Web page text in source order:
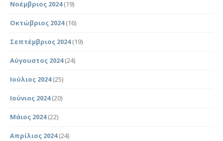
Νοέμβριος 2024(19)
Οκτώβριος 2024(16)
Σεπτέμβριος 2024(19)
Αύγουστος 2024(24)
Ιούλιος 2024(25)
Ιούνιος 2024(20)
Μάιος 2024(22)
Απρίλιος 2024(24)